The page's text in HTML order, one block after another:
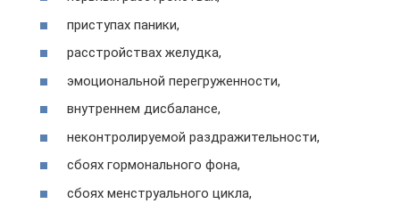
приступах паники,
расстройствах желудка,
эмоциональной перегруженности,
внутреннем дисбалансе,
неконтролируемой раздражительности,
сбоях гормонального фона,
сбоях менструального цикла,